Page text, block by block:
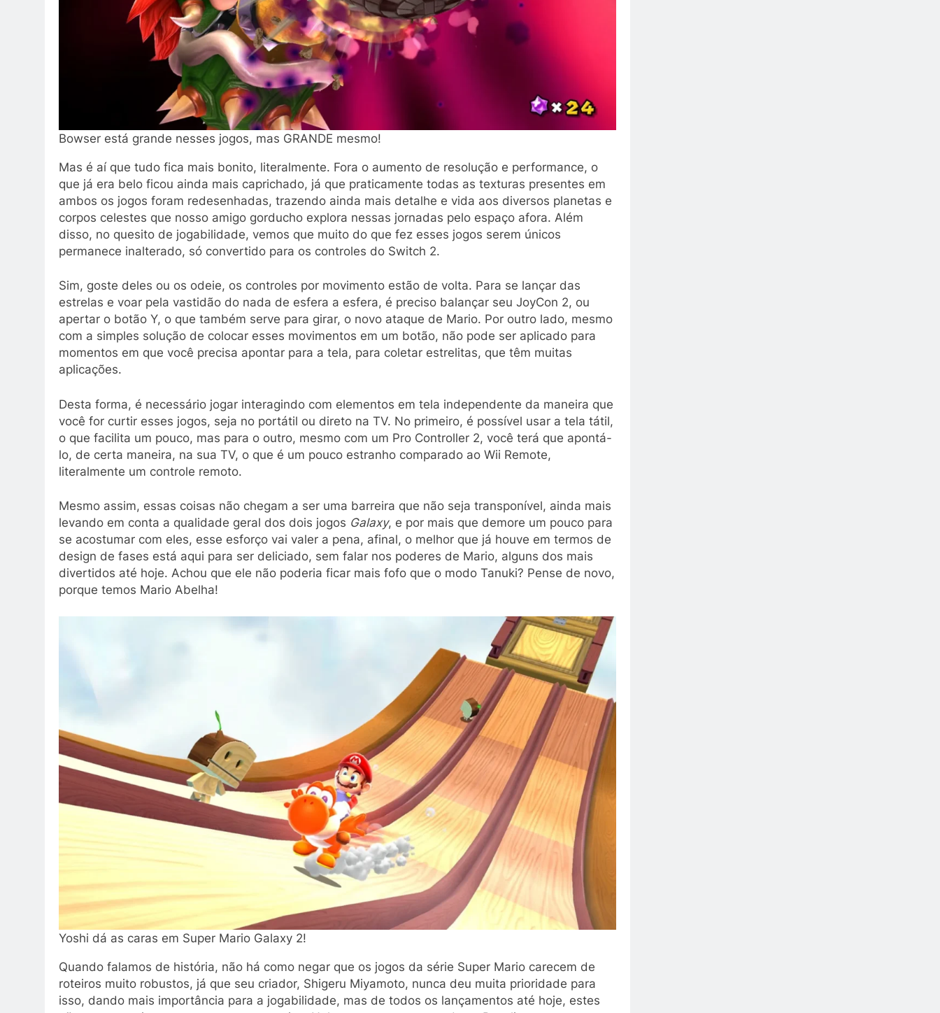
Bowser está grande nesses jogos, mas GRANDE mesmo!
Mas é aí que tudo fica mais bonito, literalmente. Fora o aumento de resolução e performance, o
que já era belo ficou ainda mais caprichado, já que praticamente todas as texturas presentes em
ambos os jogos foram redesenhadas, trazendo ainda mais detalhe e vida aos diversos planetas e
corpos celestes que nosso amigo gorducho explora nessas jornadas pelo espaço afora. Além
disso, no quesito de jogabilidade, vemos que muito do que fez esses jogos serem únicos
permanece inalterado, só convertido para os controles do Switch 2.
Sim, goste deles ou os odeie, os controles por movimento estão de volta. Para se lançar das
estrelas e voar pela vastidão do nada de esfera a esfera, é preciso balançar seu JoyCon 2, ou
apertar o botão Y, o que também serve para girar, o novo ataque de Mario. Por outro lado, mesmo
com a simples solução de colocar esses movimentos em um botão, não pode ser aplicado para
momentos em que você precisa apontar para a tela, para coletar estrelitas, que têm muitas
aplicações.
Desta forma, é necessário jogar interagindo com elementos em tela independente da maneira que
você for curtir esses jogos, seja no portátil ou direto na TV. No primeiro, é possível usar a tela tátil,
o que facilita um pouco, mas para o outro, mesmo com um Pro Controller 2, você terá que apontá-
lo, de certa maneira, na sua TV, o que é um pouco estranho comparado ao Wii Remote,
literalmente um controle remoto.
Mesmo assim, essas coisas não chegam a ser uma barreira que não seja transponível, ainda mais
levando em conta a qualidade geral dos dois jogos Galaxy, e por mais que demore um pouco para
se acostumar com eles, esse esforço vai valer a pena, afinal, o melhor que já houve em termos de
design de fases está aqui para ser deliciado, sem falar nos poderes de Mario, alguns dos mais
divertidos até hoje. Achou que ele não poderia ficar mais fofo que o modo Tanuki? Pense de novo,
porque temos Mario Abelha!
Yoshi dá as caras em Super Mario Galaxy 2!
Quando falamos de história, não há como negar que os jogos da série Super Mario carecem de
roteiros muito robustos, já que seu criador, Shigeru Miyamoto, nunca deu muita prioridade para
isso, dando mais importância para a jogabilidade, mas de todos os lançamentos até hoje, estes